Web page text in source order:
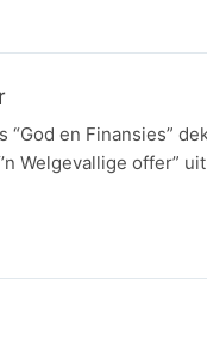
en Finansies”
Welgevallige offer”